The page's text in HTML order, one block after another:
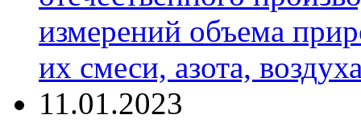
измерений объема
их смеси, азота,
11.01.2023